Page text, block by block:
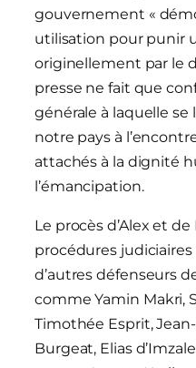
gouvernement «
utilisation pour punir
originellement par le
presse ne fait que
générale à laquelle se
notre pays à
attachés à la dignité
l’émancipation.
Le procès d’Alex et
procédures
d’autres défenseurs
comme Yamin Makri,
Timothée Esprit,
Burgeat, Elias